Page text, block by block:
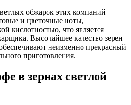
обжарок этих компаний
и цветочные ноты,
кислотностью, что является
Высочайшее качество зерен
неизменно прекрасный
приготовления.
в зернах светлой